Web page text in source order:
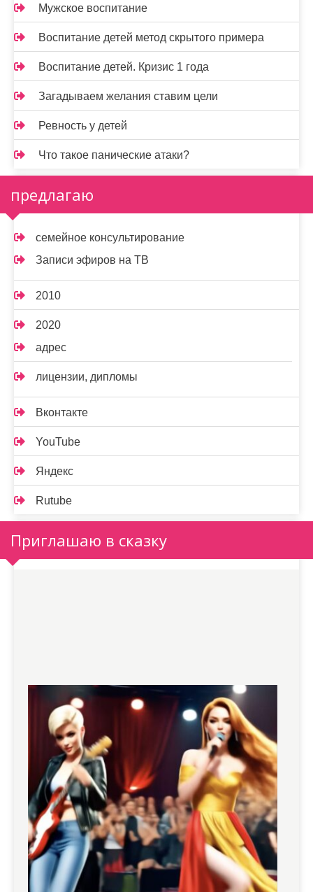
Мужское воспитание
Воспитание детей метод скрытого примера
Воспитание детей. Кризис 1 года
Загадываем желания ставим цели
Ревность у детей
Что такое панические атаки?
предлагаю
семейное консультирование
Записи эфиров на ТВ
2010
2020
адрес
лицензии, дипломы
Вконтакте
YouTube
Яндекс
Rutube
Приглашаю в сказку